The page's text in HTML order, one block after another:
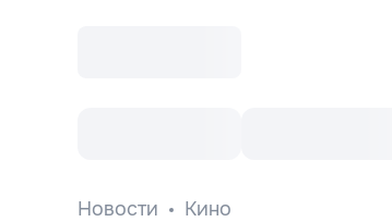
Новости Кино